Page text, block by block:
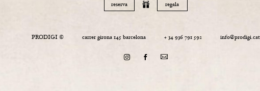
reserva regala
PRODIGI © carrer girona 145 barcelona + 34 936 791 592 info@prodigi.cat
  